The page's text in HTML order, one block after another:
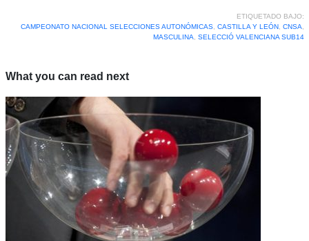
ETIQUETADO BAJO:
CAMPEONATO NACIONAL SELECCIONES AUTONÓMICAS, CASTILLA Y LEÓN, CNSA
MASCULINA
SELECCIÓ VALENCIANA SUB14
What you can read next